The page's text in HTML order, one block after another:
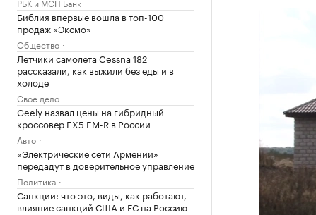
Библия впервые вошла в топ-100
продаж «Эксмо»
Общество
Летчики самолета Cessna 182
рассказали, как выжили без еды и в
холоде
Свое дело
Geely назвал цены на гибридный
кроссовер EX5 EM-R в России
Авто
«Электрические сети Армении»
передадут в доверительное управление
Политика
Санкции: что это, виды, как работают,
влияние санкций США и ЕС на Россию